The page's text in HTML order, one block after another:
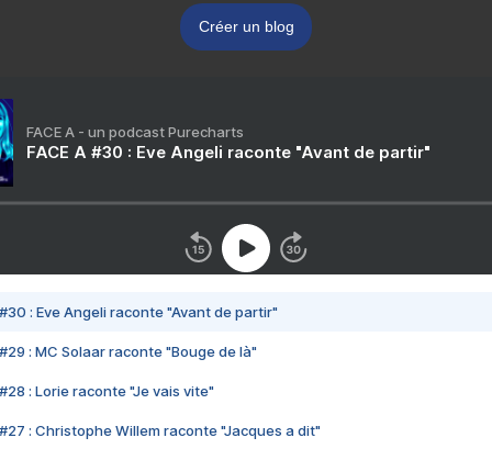
Créer un blog
FACE A - un podcast Purecharts
FACE A #30 : Eve Angeli raconte "Avant de partir"
#30 : Eve Angeli raconte "Avant de partir"
#29 : MC Solaar raconte "Bouge de là"
#28 : Lorie raconte "Je vais vite"
#27 : Christophe Willem raconte "Jacques a dit"